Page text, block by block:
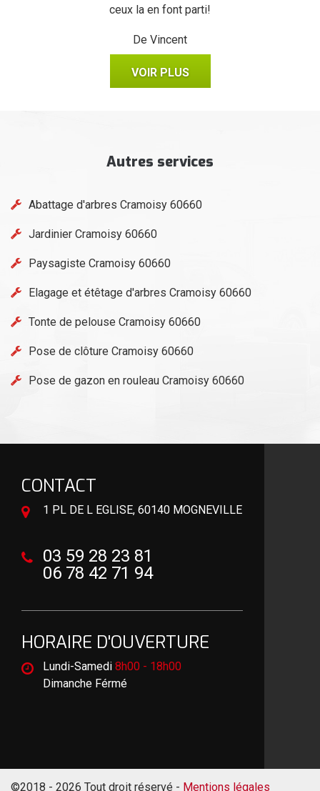
ceux la en font parti!
De Vincent
VOIR PLUS
Autres services
Abattage d'arbres Cramoisy 60660
Jardinier Cramoisy 60660
Paysagiste Cramoisy 60660
Elagage et étêtage d'arbres Cramoisy 60660
Tonte de pelouse Cramoisy 60660
Pose de clôture Cramoisy 60660
Pose de gazon en rouleau Cramoisy 60660
CONTACT
1 PL DE L EGLISE, 60140 MOGNEVILLE
03 59 28 23 81
06 78 42 71 94
HORAIRE D'OUVERTURE
Lundi-Samedi 8h00 - 18h00
Dimanche Férmé
©2018 - 2026 Tout droit réservé - Mentions légales